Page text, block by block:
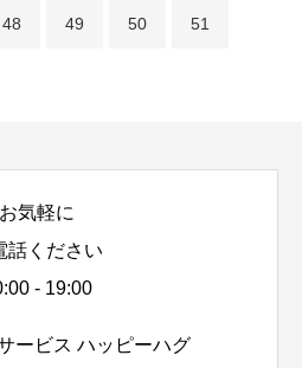
48 49 50 51
お気軽に
話ください
- 19:00
ービス ハッピーハグ